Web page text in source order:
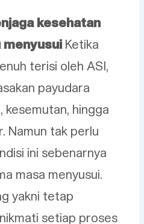
kesehatan
menyusui Ketika
terisi oleh ASI,
payudara
kesemutan, hingga
Namun tak perlu
ini sebenarnya
masa menyusui.
yakni tetap
setiap proses